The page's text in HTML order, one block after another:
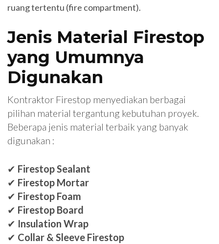
ruang tertentu (fire compartment).
Jenis Material Firestop
yang Umumnya
Digunakan
Kontraktor Firestop menyediakan berbagai
pilihan material tergantung kebutuhan proyek.
Beberapa jenis material terbaik yang banyak
digunakan :
✔ Firestop Sealant
✔ Firestop Mortar
✔ Firestop Foam
✔ Firestop Board
✔ Insulation Wrap
✔ Collar & Sleeve Firestop